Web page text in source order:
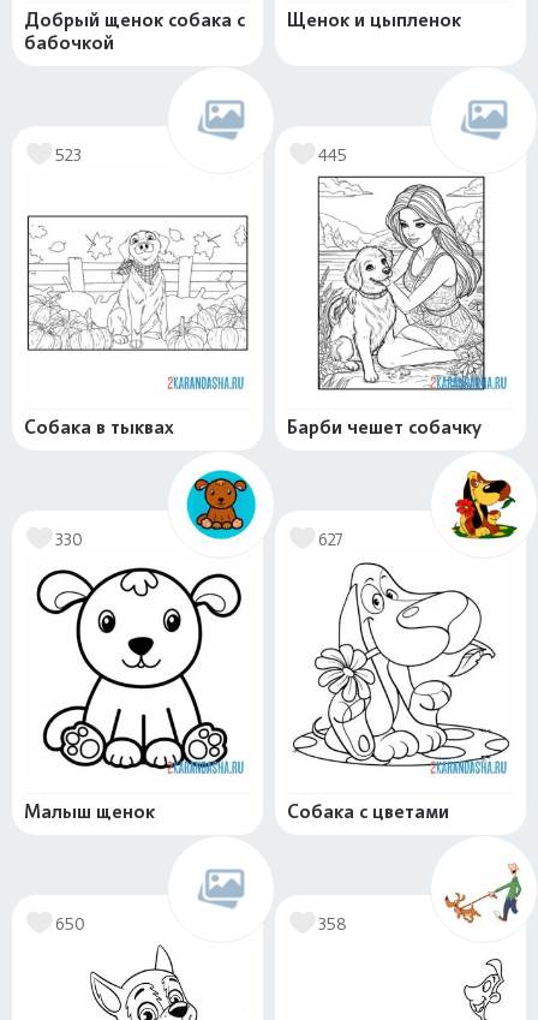
Добрый щенок собака с
бабочкой
Щенок и цыпленок
523
Собака в тыквах
445
Барби чешет собачку
330
Малыш щенок
627
Собака с цветами
650 358